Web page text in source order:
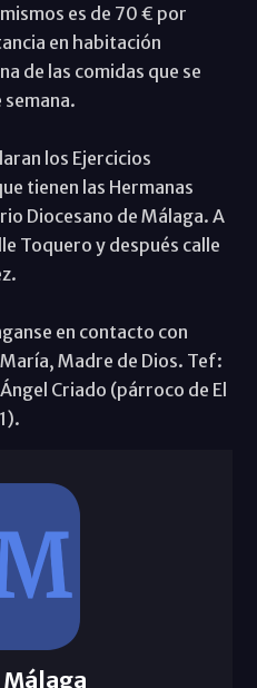
es de 70 € por
en habitación
de las comidas que se
los Ejercicios
tienen las Hermanas
Diocesano de Málaga. A
Toquero y después calle
en contacto con
Madre de Dios. Tef:
Criado (párroco de El
Málaga